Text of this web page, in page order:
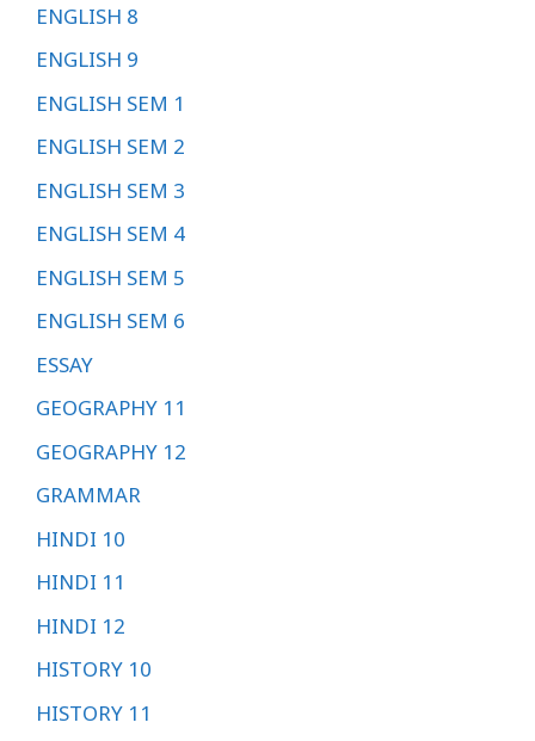
ENGLISH 8
ENGLISH 9
ENGLISH SEM 1
ENGLISH SEM 2
ENGLISH SEM 3
ENGLISH SEM 4
ENGLISH SEM 5
ENGLISH SEM 6
ESSAY
GEOGRAPHY 11
GEOGRAPHY 12
GRAMMAR
HINDI 10
HINDI 11
HINDI 12
HISTORY 10
HISTORY 11